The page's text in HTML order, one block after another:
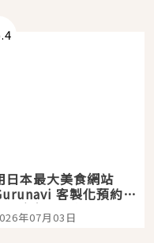
4
日本最大美食網站
客製化預約九
大都市餐廳，打造專屬
食體驗！
年07月03日